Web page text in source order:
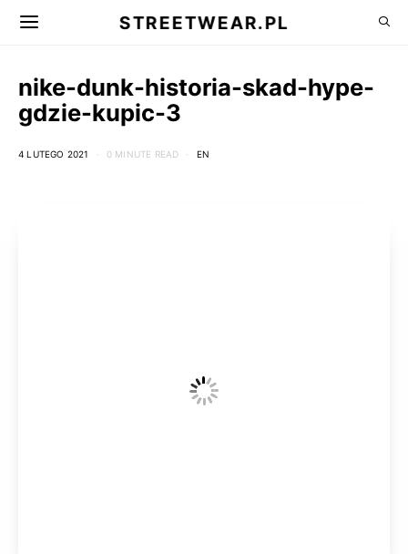
STREETWEAR.PL
nike-dunk-historia-skad-hype-
gdzie-kupic-3
4 LUTEGO 2021 0 MINUTE READ EN